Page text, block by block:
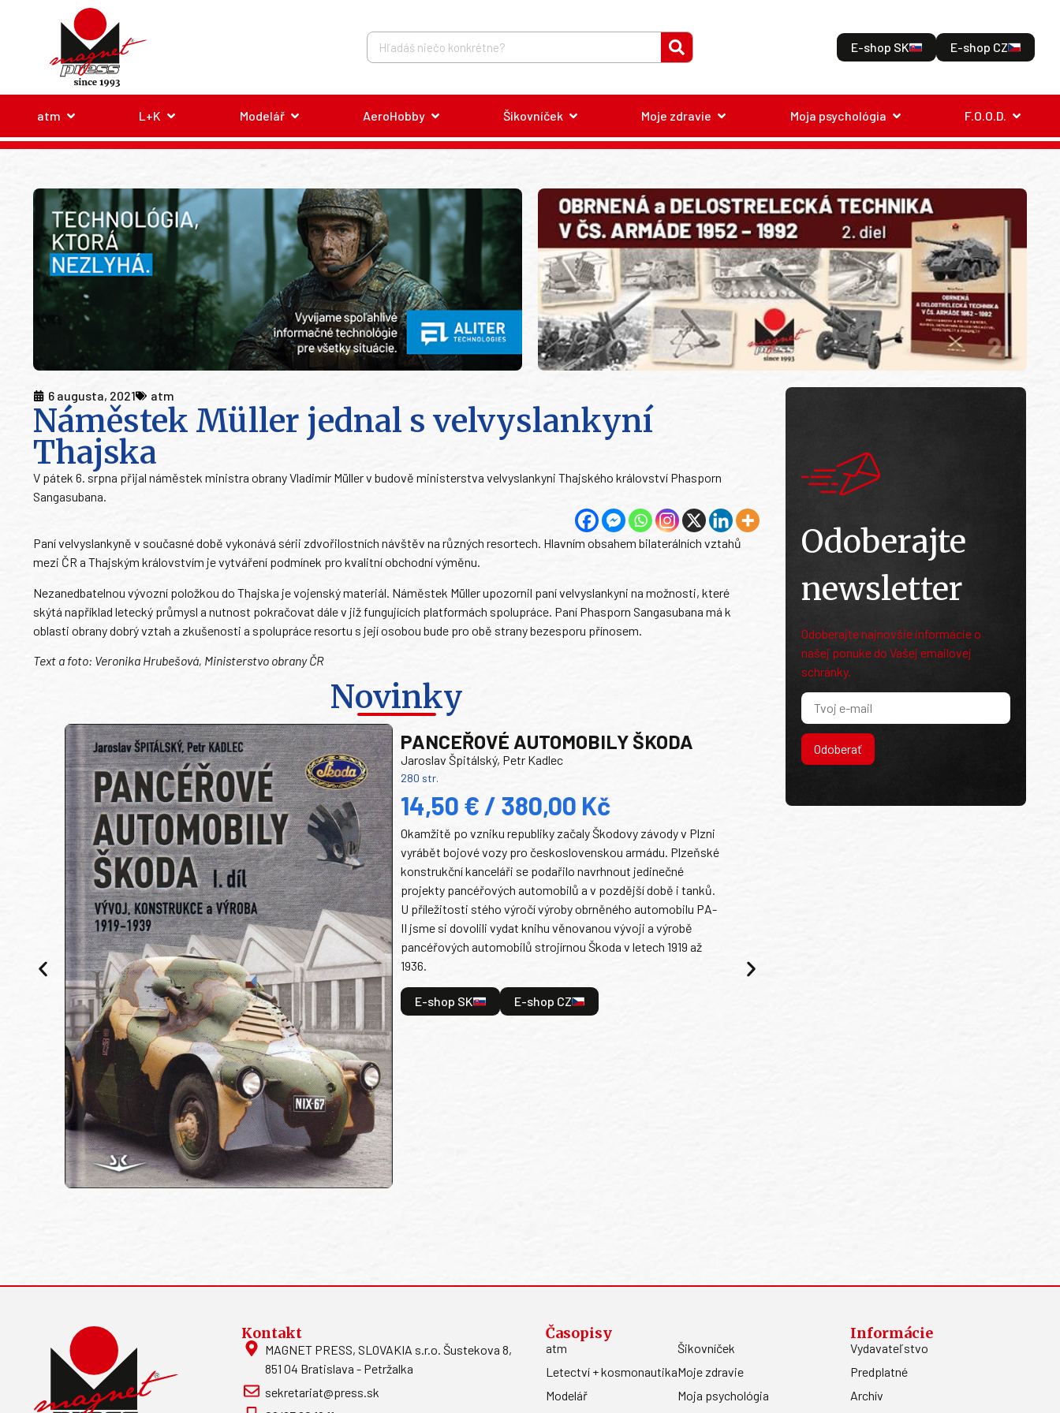
E-shop SK E-shop CZ
atm L+K Modelář AeroHobby Šikovníček Moje zdravie Moja psychológia F.O.O.D.
6 augusta, 2021 atm
Náměstek Müller jednal s velvyslankyní
Thajska
V pátek 6. srpna přijal náměstek ministra obrany Vladimír Müller v budově ministerstva velvyslankyni Thajského království Phasporn
Sangasubana.
Paní velvyslankyně v současné době vykonává sérii zdvořilostních návštěv na různých resortech. Hlavním obsahem bilaterálních vztahů
mezi ČR a Thajským královstvím je vytváření podmínek pro kvalitní obchodní výměnu.
Nezanedbatelnou vývozní položkou do Thajska je vojenský materiál. Náměstek Müller upozornil paní velvyslankyni na možnosti, které
skýtá například letecký průmysl a nutnost pokračovat dále v již fungujících platformách spolupráce. Paní Phasporn Sangasubana má k
oblasti obrany dobrý vztah a zkušenosti a spolupráce resortu s její osobou bude pro obě strany bezesporu přínosem.
Text a foto: Veronika Hrubešová, Ministerstvo obrany ČR
Novinky
PANCEŘOVÉ AUTOMOBILY ŠKODA
Jaroslav Špitálský, Petr Kadlec
280 str.
14,50 € / 380,00 Kč
Okamžitě po vzniku republiky začaly Škodovy závody v Plzni
vyrábět bojové vozy pro československou armádu. Plzeňské
konstrukční kanceláři se podařilo navrhnout jedinečné
projekty pancéřových automobilů a v pozdější době i tanků.
U příležitosti stého výročí výroby obrněného automobilu PA-
II jsme si dovolili vydat knihu věnovanou vývoji a výrobě
pancéřových automobilů strojírnou Škoda v letech 1919 až
1936.
E-shop SK E-shop CZ
Odoberajte
newsletter
Odoberajte najnovšie informácie o
našej ponuke do Vašej emailovej
schránky.
Odoberať
Kontakt
MAGNET PRESS, SLOVAKIA s.r.o. Šustekova 8,
851 04 Bratislava - Petržalka
sekretariat@press.sk
Časopisy
atm
Letectví + kosmonautika
Modelář
Šikovníček
Moje zdravie
Moja psychológia
Informácie
Vydavateľstvo
Predplatné
Archív